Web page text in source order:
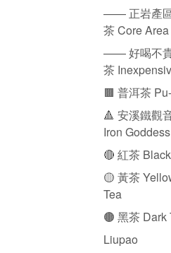
—— 正岩產
茶 Core Area
—— 好喝不
茶
🟫 普洱茶
🔺 安溪鐵觀
Iron Goddess
🔴 紅茶
🟡 黃茶
Tea
🟤 黑茶 Dark
Liupao